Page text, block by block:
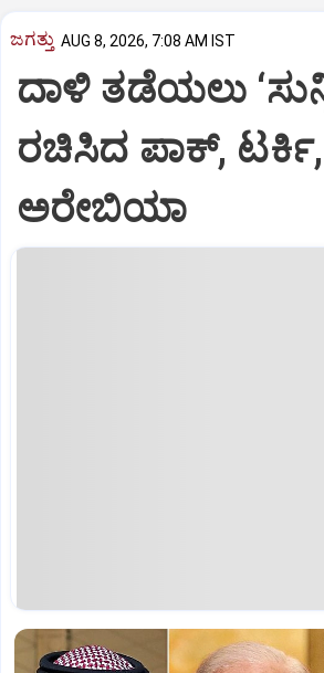
ಜಗತ್ತು AUG 8, 2026, 7:08 AM IST
ದಾಳಿ ತಡೆಯಲು
ರಚಿಸಿದ ಪಾಕ್‌,
ಅರೇಬಿಯಾ